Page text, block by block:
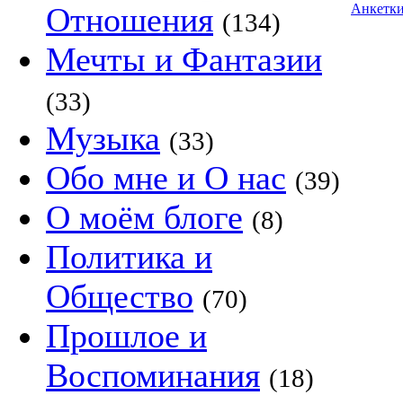
Отношения (134)
Мечты и Фантазии
(33)
Музыка (33)
Обо мне и О нас (39)
О моём блоге (8)
Политика и
Общество (70)
Прошлое и
Воспоминания (18)